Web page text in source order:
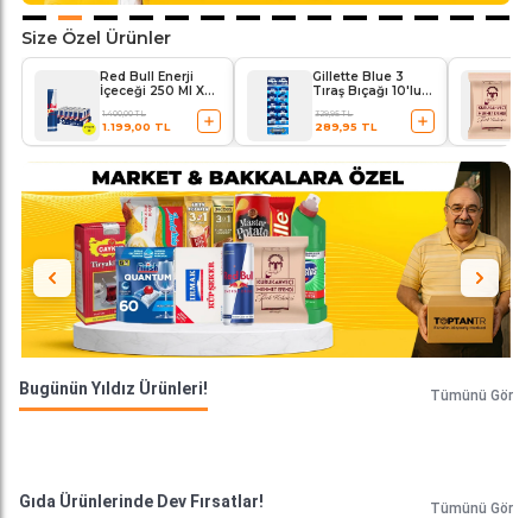
Size Özel Ürünler
Red Bull Enerji
İçeceği 250 Ml X
1.400,00 TL
1.199,00 TL
Gillette Blue 3
Tıraş Bıçağı 10'lu
Plus
329,95 TL
289,95 TL
Bugünün Yıldız Ürünleri! Tümünü Gör
Gıda Ürünlerinde Dev Fırsatlar! Tümünü Gör